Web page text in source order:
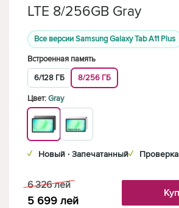
LTE 8/256GB Gray
Все версии Samsung Galaxy Tab A11 Plus
Встроенная память
6/128 ГБ
8/256 ГБ
Цвет:Gray
✓ Новый · Запечатанный✓
6 326 лей
5 699 лей